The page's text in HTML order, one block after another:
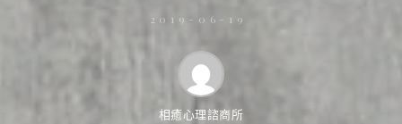
2019-06-19
相癒心理諮商所